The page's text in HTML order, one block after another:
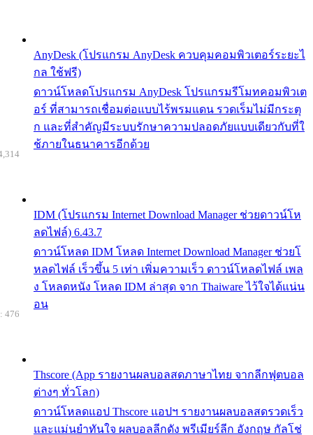
AnyDesk (โปรแกรม AnyDesk ควบคุมคอมพิวเตอร์ระยะไ
กล ใช้ฟรี)
ดาวน์โหลดโปรแกรม AnyDesk โปรแกรมรีโมทคอมพิวเต
อร์ ที่สามารถเชื่อมต่อแบบไร้พรมแดน รวดเร็มไม่มีกระตุ
ก และที่สำคัญมีระบบรักษาความปลอดภัยแบบเดียวกับที่ใ
ช้ภายในธนาคารอีกด้วย
IDM (โปรแกรม Internet Download Manager ช่วยดาวน์โห
ลดไฟล์) 6.43.7
ดาวน์โหลด IDM โหลด Internet Download Manager ช่วยโ
หลดไฟล์ เร็วขึ้น 5 เท่า เพิ่มความเร็ว ดาวน์โหลดไฟล์ เพล
ง โหลดหนัง โหลด IDM ล่าสุด จาก Thaiware ไว้ใจได้แน่น
อน
Thscore (App รายงานผลบอลสดภาษาไทย จากลีกฟุตบอล
ต่างๆ ทั่วโลก)
ดาวน์โหลดแอป Thscore แอปฯ รายงานผลบอลสดรวดเร็ว
และแม่นยำทันใจ ผลบอลลีกดัง พรีเมียร์ลีก อังกฤษ กัลโช่
476